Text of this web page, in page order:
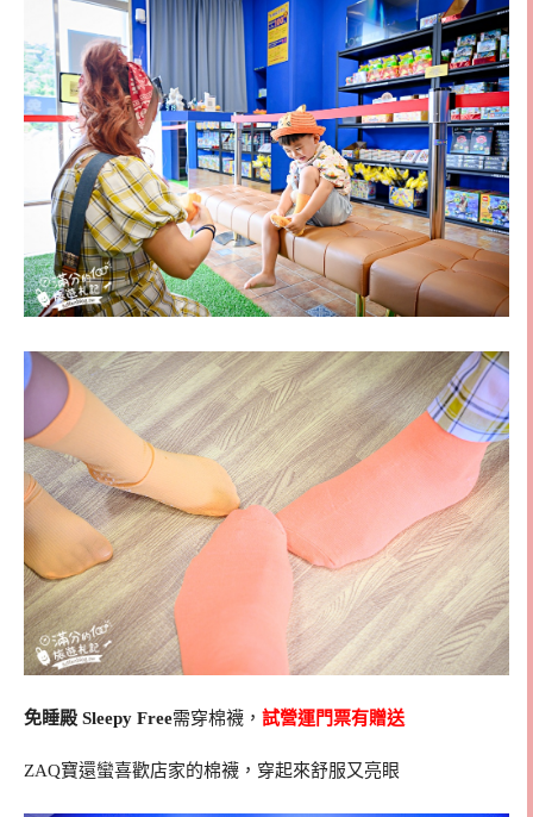
免睡殿 Sleepy Free需穿棉襪， 試營運門票有贈送
ZAQ寶還蠻喜歡店家的棉襪，穿起來舒服又亮眼